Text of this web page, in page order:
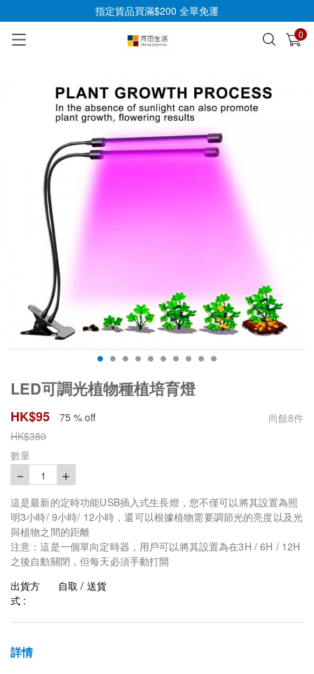
指定貨品買滿$200 全單免運
0
已加入購物車 查看
LED可調光植物種植培育燈
HK$95 75 % off 尚餘8件
HK$380
數量
－ 1 ＋
這是最新的定時功能USB插入式生長燈，您不僅可以將其設置為照
明3小時/ 9小時/ 12小時，還可以根據植物需要調節光的亮度以及光
與植物之間的距離
注意：這是一個單向定時器，用戶可以將其設置為在3H / 6H / 12H
之後自動關閉，但每天必須手動打開
出貨方
式 :
自取 / 送貨
詳情